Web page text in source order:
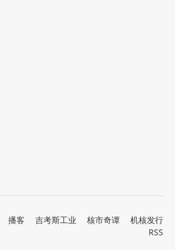
播客 吉考斯工业 核市奇谭
机核发行
RSS